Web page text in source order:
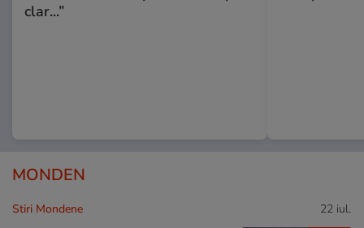
clar...”
MONDEN
Stiri Mondene 22 iul.